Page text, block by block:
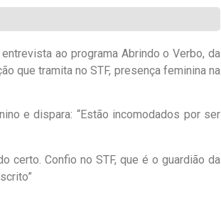
ao programa Abrindo o Verbo, da
que tramita no STF, presença feminina na
certo. Confio no STF, que é o guardião da